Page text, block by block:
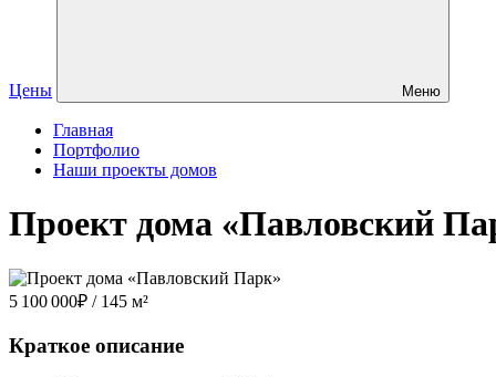
Цены Меню
Главная
Портфолио
Наши проекты домов
Проект дома «Павловский
5 100 000₽ / 145 м²
Краткое описание